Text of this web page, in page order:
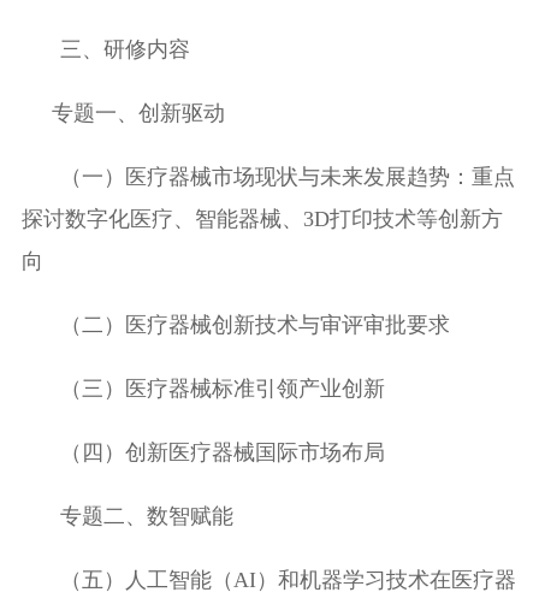
三、 研修内容
专题一、创新驱动
（一）
医疗器械市场现状与未来发展趋势：重点
探讨数字化医疗、智能器械、 3D打印技术等创新方
向
（二） 医疗器械创新技术与审评审批要求
（三） 医疗器械标准引领产业创新
（四）创新医疗器械国际市场布局
专题二、数智赋能
（五） 人工智能（ AI）和机器学习技术在医疗器